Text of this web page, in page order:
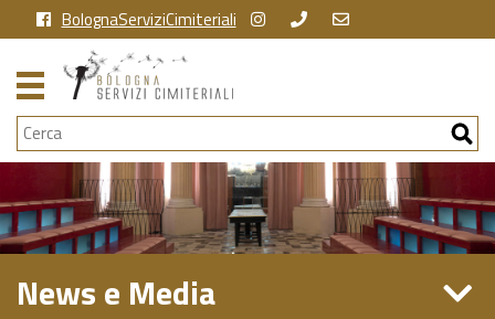
BolognaServiziCimiteriali
Cerca
News e Media